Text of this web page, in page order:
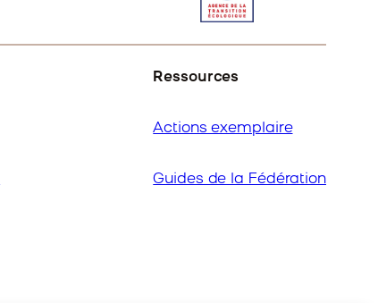
Ressources
Actions exemplaire
Guides de la Fédération